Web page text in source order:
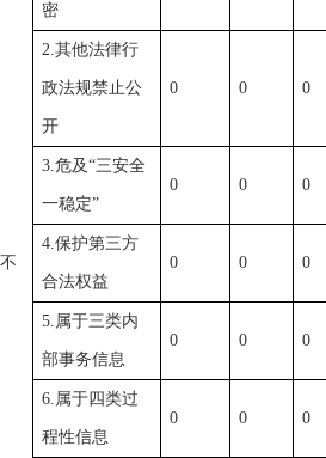
密
2.其他法律行
政法规禁止公
开
0 0 0
3.危及“三安全
一稳定”
0 0 0
4.保护第三方
合法权益
0 0 0
5.属于三类内
部事务信息
0 0 0
6.属于四类过
程性信息
0 0 0